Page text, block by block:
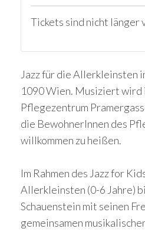
Tickets sind nicht länger
Jazz für die Allerkleinsten
1090 Wien. Musiziert wird
Pflegezentrum
die BewohnerInnen des
willkommen zu heißen.
Im Rahmen des Jazz for
Allerkleinsten (0-6 Jahre)
Schauenstein mit seinen
gemeinsamen